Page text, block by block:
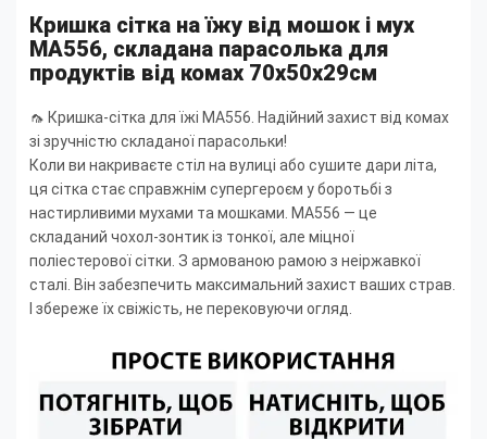
Кришка сітка на їжу від мошок і мух
MA556, складана парасолька для
продуктів від комах 70x50х29см
🦟 Кришка-сітка для їжі MA556. Надійний захист від комах
зі зручністю складаної парасольки!
Коли ви накриваєте стіл на вулиці або сушите дари літа,
ця сітка стає справжнім супергероєм у боротьбі з
настирливими мухами та мошками. MA556 — це
складаний чохол-зонтик із тонкої, але міцної
поліестерової сітки. З армованою рамою з неіржавкої
сталі. Він забезпечить максимальний захист ваших страв.
І збереже їх свіжість, не перековуючи огляд.